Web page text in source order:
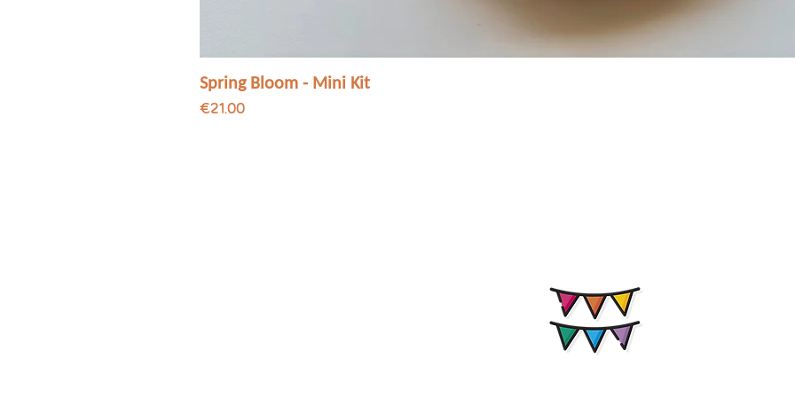
Spring Bloom - Mini Kit
Price
€21.00